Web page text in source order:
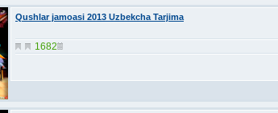
Qushlar jamoasi 2013 Uzbekcha Tarjima
1682